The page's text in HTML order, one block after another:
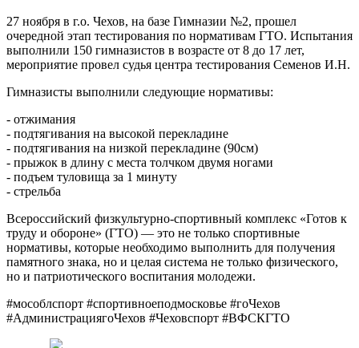
27 ноября в г.о. Чехов, на базе Гимназии №2, прошел
очередной этап тестирования по нормативам ГТО. Испытания
выполнили 150 гимназистов в возрасте от 8 до 17 лет,
мероприятие провел судья центра тестирования Семенов И.Н.
Гимназисты выполнили следующие нормативы:
- отжимания
- подтягивания на высокой перекладине
- ⁠подтягивания на низкой перекладине (90см)
- ⁠прыжок в длину с места толчком двумя ногами
- ⁠подъем туловища за 1 минуту
- стрельба
Всероссийский физкультурно-спортивный комплекс «Готов к
труду и обороне» (ГТО) — это не только спортивные
нормативы, которые необходимо выполнить для получения
памятного знака, но и целая система не только физического,
но и патриотического воспитания молодежи.
#мособлспорт #спортивноеподмосковье #гоЧехов
#АдминистрациягоЧехов #Чеховcпорт #ВФСКГТО